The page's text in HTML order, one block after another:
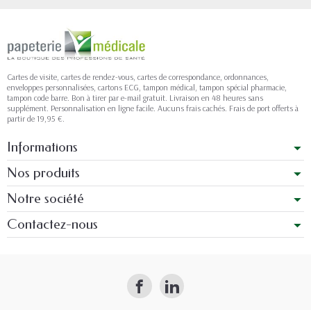
Cartes de visite, cartes de rendez-vous, cartes de correspondance, ordonnances,
enveloppes personnalisées, cartons ECG, tampon médical, tampon spécial pharmacie,
tampon code barre. Bon à tirer par e-mail gratuit. Livraison en 48 heures sans
supplément. Personnalisation en ligne facile. Aucuns frais cachés. Frais de port offerts à
partir de 19,95 €.
Informations
Nos produits
Notre société
Contactez-nous